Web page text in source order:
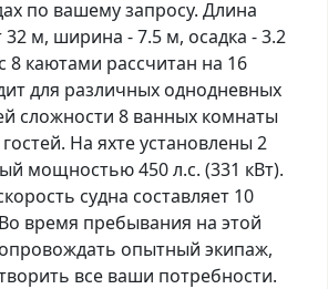
по вашему запросу. Длина
32 м, ширина - 7.5 м, осадка - 3.2
8 каютами рассчитан на 16
для различных однодневных
сложности 8 ванных комнаты
На яхте установлены 2
мощностью 450 л.с. (331 кВт).
судна составляет 10
время пребывания на этой
опытный экипаж,
все ваши потребности.